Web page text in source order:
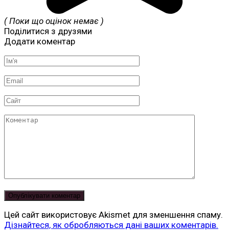
( Поки що оцінок немає )
Поділитися з друзями
Додати коментар
Ім'я
Email
Сайт
Коментар
Цей сайт використовує Akismet для зменшення спаму.
Дізнайтеся, як обробляються дані ваших коментарів.